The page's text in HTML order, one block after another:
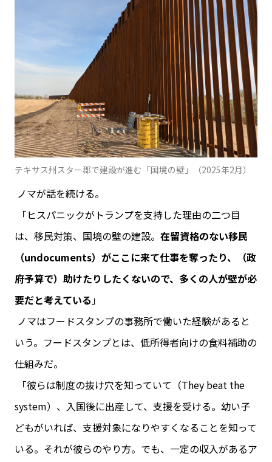
テキサス州スター郡で建設が進む「国境の壁」（2025年2月）
ノマが話を続ける。
「ヒスパニックがトランプを支持した理由の二つ目
は、移民対策、国境の壁の建設。 在留資格のない移民
（undocuments）がここに来て仕事を奪ったり、（政
府予算で）助けたりしたくないので、多くの人が壁が必
要だと考えている」
ノマはフードスタンプの事務所で働いた経験があると
いう。フードスタンプとは、低所得者向けの食料補助の
仕組みだ。
「彼らは制度の抜け穴を知っていて（They beat the
system）、入国後に出産して、支援を受ける。幼い子
どもがいれば、支援対象になりやすくなることを知って
いる。それが彼らのやり方。でも、一定の収入があるア